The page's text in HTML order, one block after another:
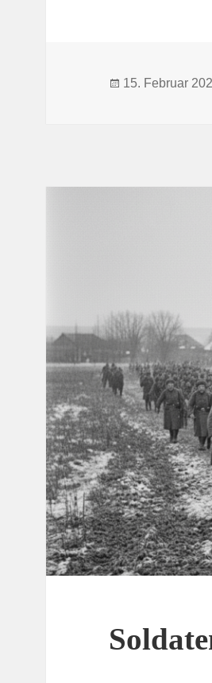
Veröffentlicht
15. Februar